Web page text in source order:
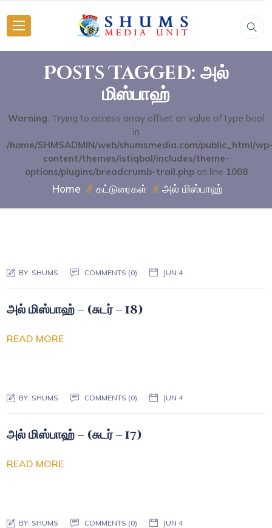
Posts Tagged: அல்
மிஸ்பாஹ்
Warning: Trying to access array offset on value of type bool
in
/home/SHMSADMIN/web/shumsmedia.com/public_html/
content/themes/istiqbal/includes/theme-
options/plugins/breadcrumb-trail.phpon line 1008
Home கட்டுரைகள் அல் மிஸ்பாஹ்
BY: SHUMS COMMENTS (0) JUN 4
அல் மிஸ்பாஹ் – (சுடர் – 18)
READ MORE
BY: SHUMS COMMENTS (0) JUN 4
அல் மிஸ்பாஹ் – (சுடர் – 17)
READ MORE
BY: SHUMS COMMENTS (0) JUN 4